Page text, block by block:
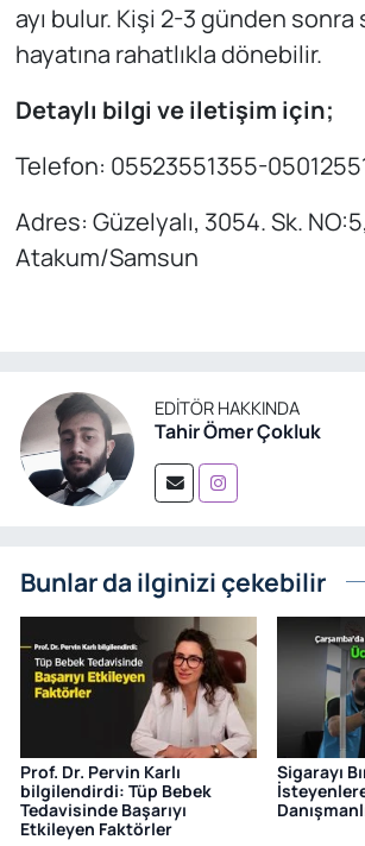
ayı bulur. Kişi 2-3 günden sonra
hayatına rahatlıkla dönebilir.
Detaylı bilgi ve iletişim için;
Telefon: 05523551355-
Adres: Güzelyalı, 3054. Sk.
Atakum/Samsun
EDITÖR HAKKINDA
Tahir Ömer Çokluk
Bunlar da ilginizi çekebilir
Prof. Dr. Pervin Karlı
bilgilendirdi: Tüp Bebek
Tedavisinde Başarıyı
Etkileyen Faktörler
Sigarayı